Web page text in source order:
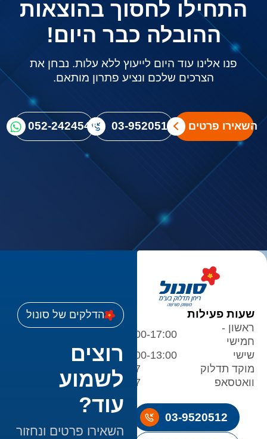
התחילו לחסוך בהוצאות
ההובלה כבר היום!
פנו אלינו עוד היום לייעוץ ללא עלות. נבחן את
הצרכים שלכם ונציע פתרון מותאם.
השאירו פרטים 03-9520512
052-2424541
שעות פעילות
ראשון -
חמישי
08:00-17:00
שישי
08:00-13:00
מוקד תדלוק
24/7
וואטסאפ
24/7
03-9520512
הדלקים של סונול
רוצים
לשמוע
עוד?
השאירו פרטים ונחזור